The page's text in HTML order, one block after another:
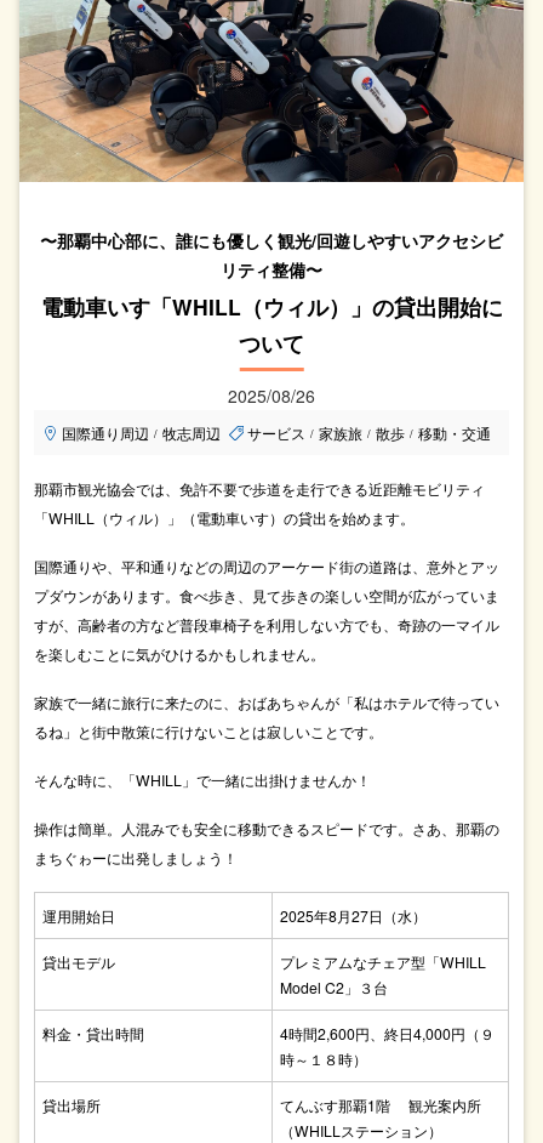
〜那覇中⼼部に、誰にも優しく観光/回遊しやすいアクセシビ
リティ整備〜
電動車いす「WHILL（ウィル）」の貸出開始に
ついて
2025/08/26
国際通り周辺 / 牧志周辺 サービス / 家族旅 / 散歩 / 移動・交通
那覇市観光協会では、免許不要で歩道を走行できる近距離モビリティ
「WHILL（ウィル）」（電動車いす）の貸出を始めます。
国際通りや、平和通りなどの周辺のアーケード街の道路は、意外とアッ
プダウンがあります。食べ歩き、見て歩きの楽しい空間が広がっていま
すが、高齢者の方など普段車椅子を利用しない方でも、奇跡の一マイル
を楽しむことに気がひけるかもしれません。
家族で一緒に旅行に来たのに、おばあちゃんが「私はホテルで待ってい
るね」と街中散策に行けないことは寂しいことです。
そんな時に、「WHILL」で一緒に出掛けませんか！
操作は簡単。人混みでも安全に移動できるスピードです。さあ、那覇の
まちぐゎーに出発しましょう！
運⽤開始⽇ 2025年8⽉27⽇（⽔）
貸出モデル
プレミアムなチェア型「WHILL
Model C2」３台
料⾦・貸出時間
4時間2,600円、終⽇4,000円（９
時～１８時）
貸出場所
てんぶす那覇1階 観光案内所
（WHILLステーション）